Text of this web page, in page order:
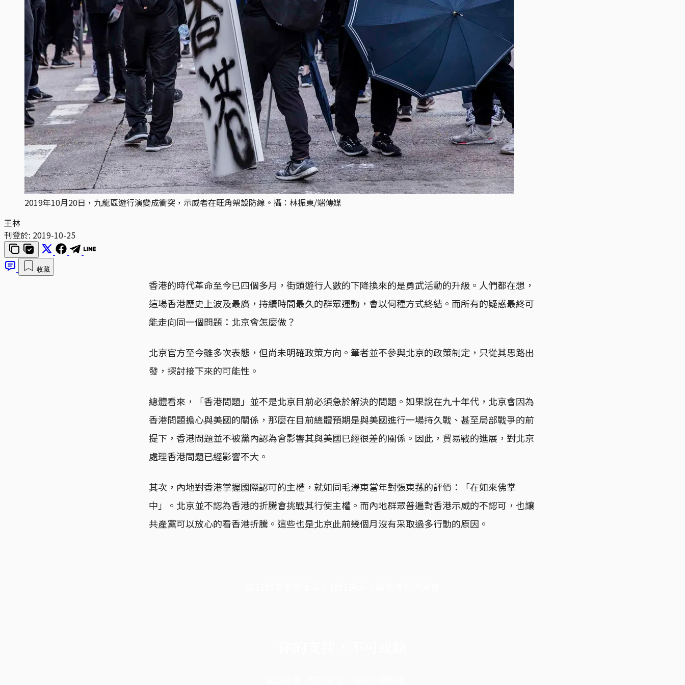
2019年10月20日，九龍區遊行演變成衝突，示威者在旺角架設防線。攝：林振東/端傳媒
王林
刊登於: 2019-10-25
收藏
香港的時代革命至今已四個多月，街頭遊行人數的下降換來的是勇武活動的升級。人們都在想，
這場香港歷史上波及最廣，持續時間最久的群眾運動，會以何種方式終結。而所有的疑惑最終可
能走向同一個問題：北京會怎麼做？
北京官方至今雖多次表態，但尚未明確政策方向。筆者並不參與北京的政策制定，只從其思路出
發，探討接下來的可能性。
總體看來，「香港問題」並不是北京目前必須急於解決的問題。如果說在九十年代，北京會因為
香港問題擔心與美國的關係，那麼在目前總體預期是與美國進行一場持久戰、甚至局部戰爭的前
提下，香港問題並不被黨內認為會影響其與美國已經很差的關係。因此，貿易戰的進展，對北京
處理香港問題已經影響不大。
其次，內地對香港掌握國際認可的主權，就如同毛澤東當年對張東蓀的評價：「在如來佛掌
中」。北京並不認為香港的折騰會挑戰其行使主權。而內地群眾普遍對香港示威的不認可，也讓
共產黨可以放心的看香港折騰。這些也是北京此前幾個月沒有采取過多行動的原因。